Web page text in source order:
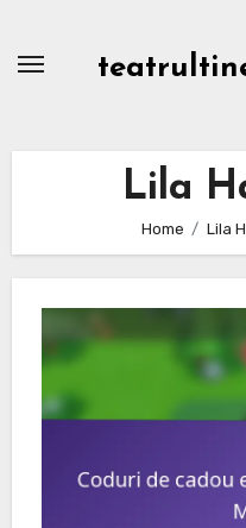
Lila
Home Lila